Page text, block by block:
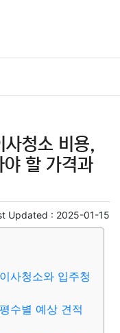
청소 비용,
할 가격과
Updated : 2025-01-15
사청소와 입주청
수별 예상 견적